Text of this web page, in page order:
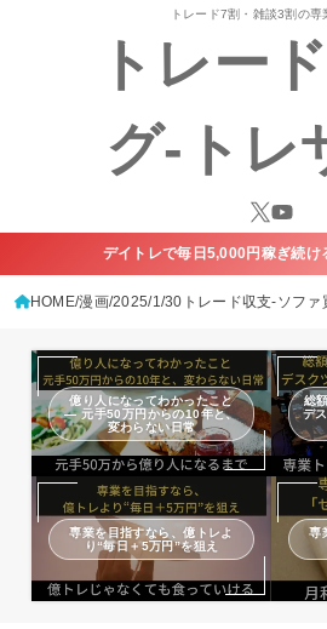
トレード7割・雑談3割の専
トレー
グ-トレ
デイトレで毎日5,000円稼ぎ続け
HOME 漫画 2025/1/30トレード収支-ソファ
億り人になってわかったこと
— 元手50万円からの10年と、
変わらない日常
総
デ
専業を目指すなら、億トレよ
り“毎日＋5万円”を狙え
専